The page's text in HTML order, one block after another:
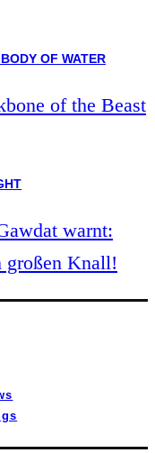
of the Beast
warnt:
großen Knall!